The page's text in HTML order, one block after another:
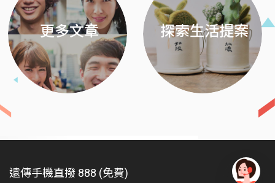
更多文章 探索生活提案
遠傳手機直撥 888 (免費)